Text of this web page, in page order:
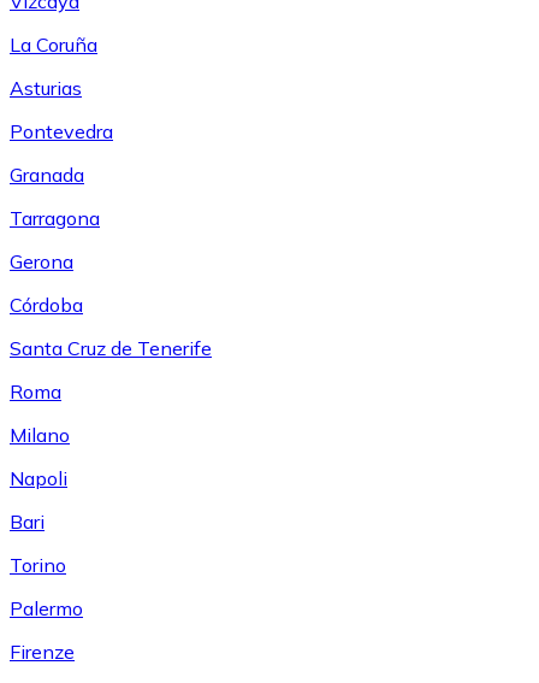
La Coruña
Asturias
Pontevedra
Granada
Tarragona
Gerona
Córdoba
Santa Cruz de Tenerife
Roma
Milano
Napoli
Bari
Torino
Palermo
Firenze